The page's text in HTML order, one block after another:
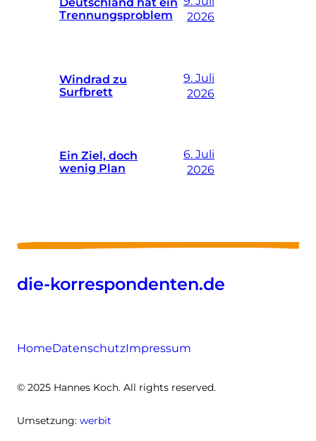
Trennungsproblem
2026
Windrad zu
Surfbrett
9. Juli
2026
Ein Ziel, doch
wenig Plan
6. Juli
2026
die-korrespondenten.de
HomeDatenschutzImpressum
© 2025 Hannes Koch. All rights reserved.
Umsetzung: werbit